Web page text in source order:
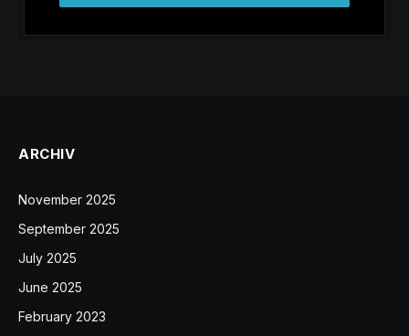
ARCHIV
November 2025
September 2025
July 2025
June 2025
February 2023